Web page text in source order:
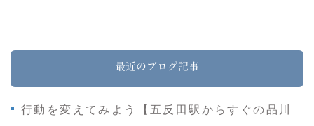
最近のブログ記事
行動を変えてみよう【五反田駅からすぐの品川